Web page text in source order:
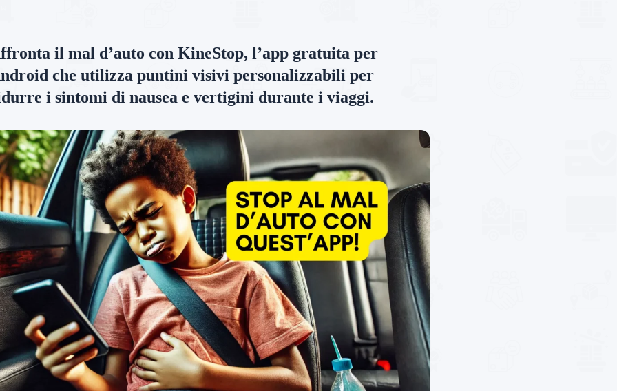
il mal d’auto con KineStop, l’app gratuita per
che utilizza puntini visivi personalizzabili per
i sintomi di nausea e vertigini durante i viaggi.